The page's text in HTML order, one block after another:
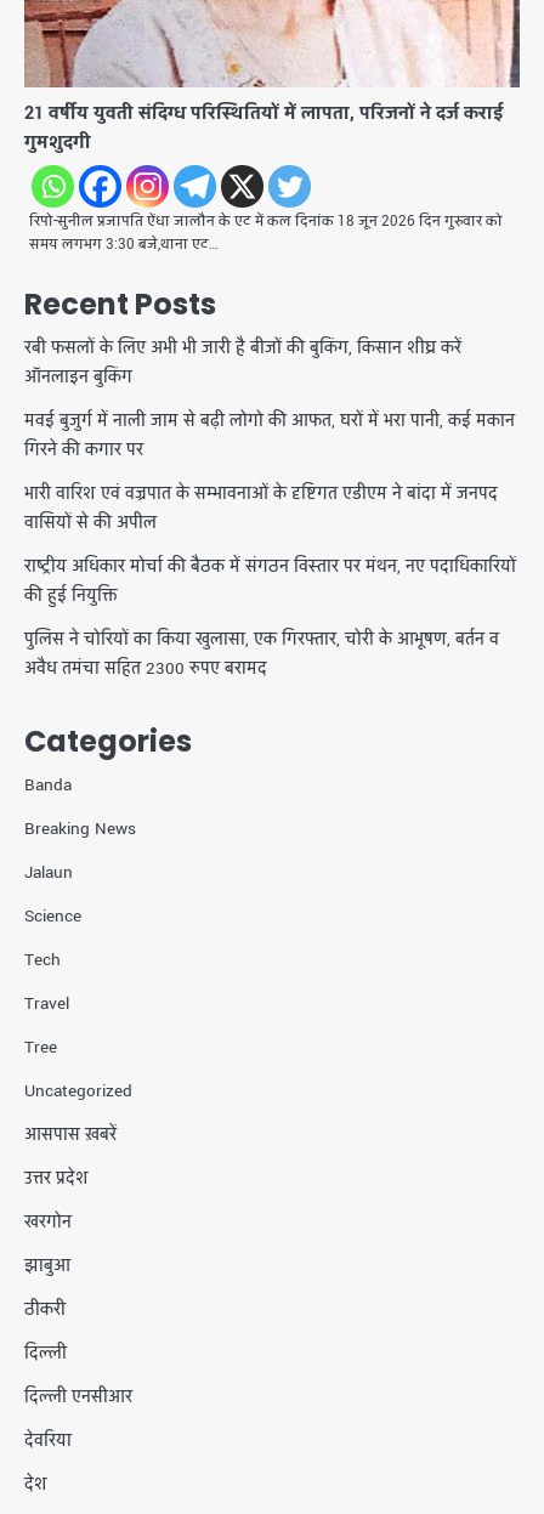
21 वर्षीय युवती संदिग्ध परिस्थितियों में लापता, परिजनों ने दर्ज कराई
गुमशुदगी
रिपो-सुनील प्रजापति ऐंधा जालौन के एट में कल दिनांक 18 जून 2026 दिन गुरुवार को
समय लगभग 3:30 बजे,थाना एट…
Recent Posts
रबी फसलों के लिए अभी भी जारी है बीजों की बुकिंग, किसान शीघ्र करें
ऑनलाइन बुकिंग
मवई बुजुर्ग में नाली जाम से बढ़ी लोगो की आफत, घरों में भरा पानी, कई मकान
गिरने की कगार पर
भारी वारिश एवं वज्रपात के सम्भावनाओं के दृष्टिगत एडीएम ने बांदा में जनपद
वासियों से की अपील
राष्ट्रीय अधिकार मोर्चा की बैठक में संगठन विस्तार पर मंथन, नए पदाधिकारियों
की हुई नियुक्ति
पुलिस ने चोरियों का किया खुलासा, एक गिरफ्तार, चोरी के आभूषण, बर्तन व
अवैध तमंचा सहित 2300 रुपए बरामद
Categories
Banda
Breaking News
Jalaun
Science
Tech
Travel
Tree
Uncategorized
आसपास ख़बरें
उत्तर प्रदेश
खरगोन
झाबुआ
ठीकरी
दिल्ली
दिल्ली एनसीआर
देवरिया
देश